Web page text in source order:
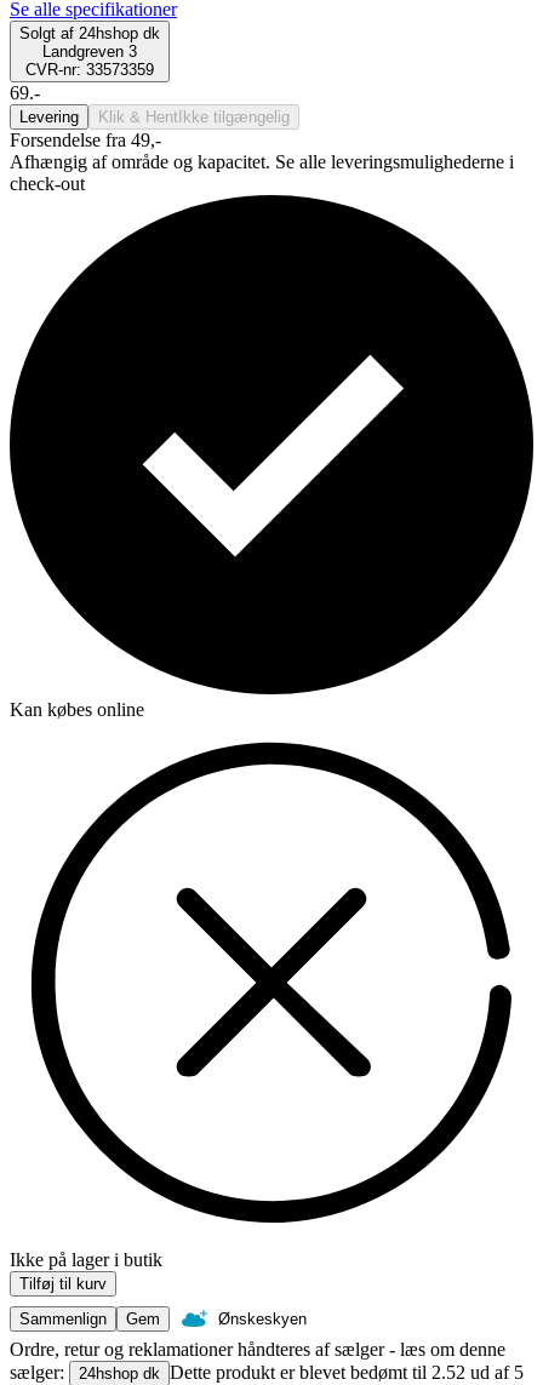
Se alle specifikationer
Solgt af 24hshop dk
Landgreven 3
CVR-nr: 33573359
69.-
Levering Klik & Hent Ikke tilgængelig
Forsendelse fra 49,-
Afhængig af område og kapacitet. Se alle leveringsmulighederne i
check-out
Kan købes online
Ikke på lager i butik
Tilføj til kurv
Sammenlign
Gem Ønskeskyen
Ordre, retur og reklamationer håndteres af sælger - læs om denne
sælger:
24hshop dk Dette produkt er blevet bedømt til 2.52 ud af 5